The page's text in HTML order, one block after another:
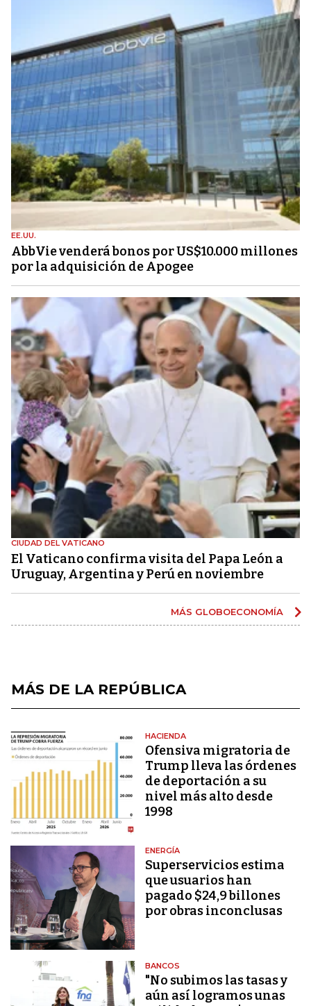
EE.UU.
AbbVie venderá bonos por US$10.000 millones
por la adquisición de Apogee
CIUDAD DEL VATICANO
El Vaticano confirma visita del Papa León a
Uruguay, Argentina y Perú en noviembre
MÁS GLOBOECONOMÍA
MÁS DE LA REPÚBLICA
HACIENDA
Ofensiva migratoria de
Trump lleva las órdenes
de deportación a su
nivel más alto desde
1998
ENERGÍA
Superservicios estima
que usuarios han
pagado $24,9 billones
por obras inconclusas
BANCOS
"No subimos las tasas y
aún así logramos unas